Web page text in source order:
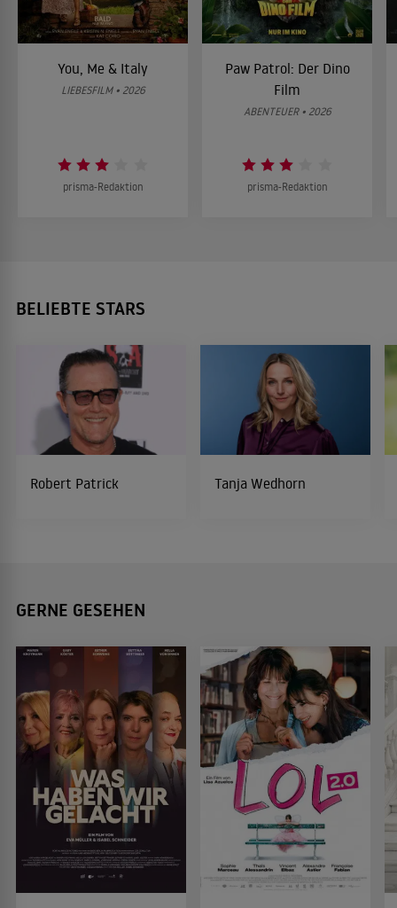
You, Me & Italy
LIEBESFILM • 2026
prisma-Redaktion
Paw Patrol: Der Dino
Film
ABENTEUER • 2026
prisma-Redaktion
BELIEBTE STARS
Robert Patrick Tanja Wedhorn
GERNE GESEHEN